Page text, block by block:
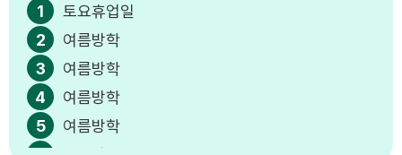
1
토요휴업일
2
여름방학
3
여름방학
4
여름방학
5
여름방학